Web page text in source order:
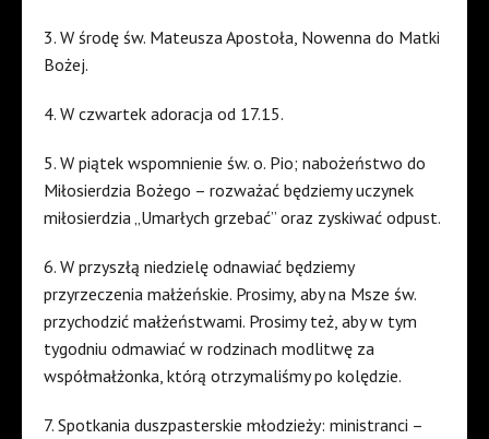
3. W środę św. Mateusza Apostoła, Nowenna do Matki
Bożej.
4. W czwartek adoracja od 17.15.
5. W piątek wspomnienie św. o. Pio; nabożeństwo do
Miłosierdzia Bożego – rozważać będziemy uczynek
miłosierdzia „Umarłych grzebać” oraz zyskiwać odpust.
6. W przyszłą niedzielę odnawiać będziemy
przyrzeczenia małżeńskie. Prosimy, aby na Msze św.
przychodzić małżeństwami. Prosimy też, aby w tym
tygodniu odmawiać w rodzinach modlitwę za
współmałżonka, którą otrzymaliśmy po kolędzie.
7. Spotkania duszpasterskie młodzieży: ministranci –